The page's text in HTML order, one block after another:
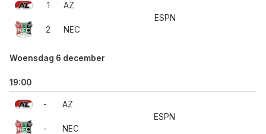
1
2
AZ
NEC
ESPN
Woensdag 6 december
19:00
-
-
AZ
NEC
ESPN